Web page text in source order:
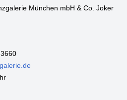
München mbH & Co. Joker